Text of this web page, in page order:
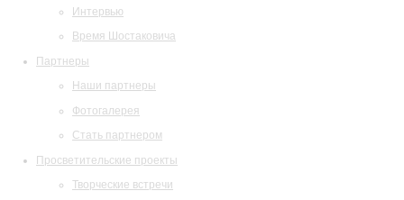
Интервью
Время Шостаковича
Партнеры
Наши партнеры
Фотогалерея
Стать партнером
Просветительские проекты
Творческие встречи